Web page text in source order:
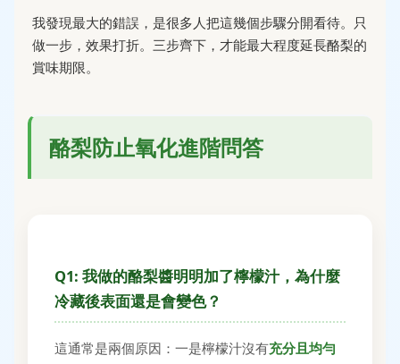
我發現最大的錯誤，是很多人把這幾個步驟分開看待。只
做一步，效果打折。三步齊下，才能最大程度延長酪梨的
賞味期限。
酪梨防止氧化進階問答
Q1: 我做的酪梨醬明明加了檸檬汁，為什麼
冷藏後表面還是會變色？
這通常是兩個原因：一是檸檬汁沒有充分且均勻